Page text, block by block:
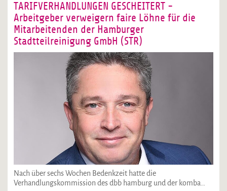
TARIFVERHANDLUNGEN GESCHEITERT -
Arbeitgeber verweigern faire Löhne für die
Mitarbeitenden der Hamburger
Stadtteilreinigung GmbH (STR)
Nach über sechs Wochen Bedenkzeit hatte die
Verhandlungskommission des dbb hamburg und der komba…